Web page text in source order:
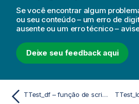
Se você encontrar algum
ou seu conteúdo – um erro de
ausente ou um erro técnico –
Deixe seu feedback aqui
TTest_df – função de script e gráfico